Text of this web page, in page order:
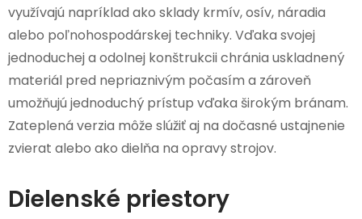
využívajú napríklad ako sklady krmív, osív, náradia
alebo poľnohospodárskej techniky. Vďaka svojej
jednoduchej a odolnej konštrukcii chránia uskladnený
materiál pred nepriaznivým počasím a zároveň
umožňujú jednoduchý prístup vďaka širokým bránam.
Zateplená verzia môže slúžiť aj na dočasné ustajnenie
zvierat alebo ako dielňa na opravy strojov.
Dielenské priestory